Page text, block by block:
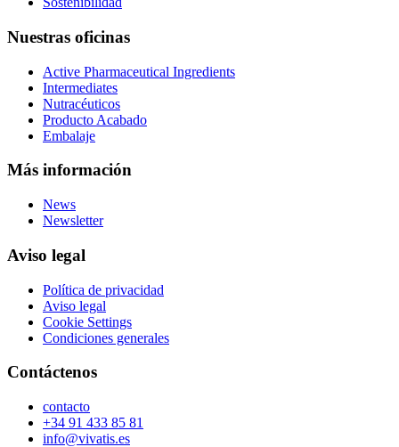
Nuestras oficinas
Active Pharmaceutical Ingredients
Intermediates
Nutracéuticos
Producto Acabado
Embalaje
Más información
News
Newsletter
Aviso legal
Política de privacidad
Aviso legal
Cookie Settings
Condiciones generales
Contáctenos
contacto
+34 91 433 85 81
info@vivatis.es